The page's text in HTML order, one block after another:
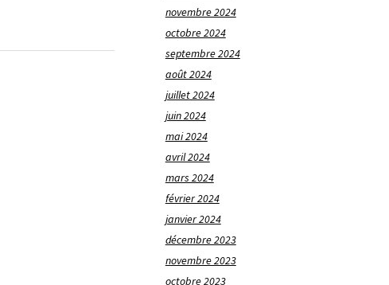
novembre 2024
octobre 2024
septembre 2024
août 2024
juillet 2024
juin 2024
mai 2024
avril 2024
mars 2024
février 2024
janvier 2024
décembre 2023
novembre 2023
octobre 2023